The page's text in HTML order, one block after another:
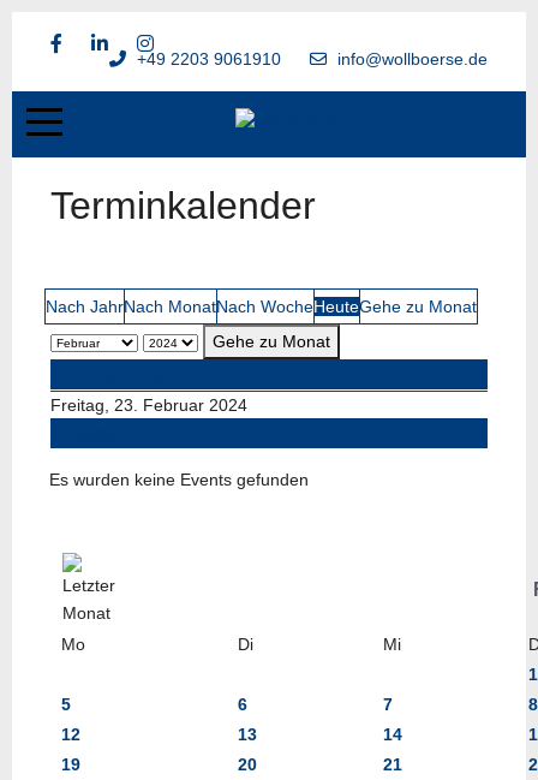
+49 2203 9061910 info@wollboerse.de
Terminkalender
Nach JahrNach MonatNach WocheHeuteGehe zu Monat
Gehe zu Monat
Freitag, 23. Februar 2024
Es wurden keine Events gefunden
Mo Di Mi
1
5
6 7
8
12
13 14
19
20 21